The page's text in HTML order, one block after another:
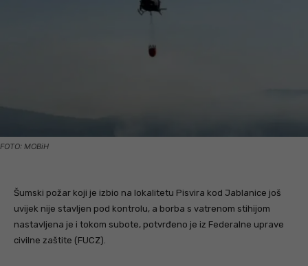
FOTO: MOBiH
Šumski požar koji je izbio na lokalitetu Pisvira kod Jablanice još
uvijek nije stavljen pod kontrolu, a borba s vatrenom stihijom
nastavljena je i tokom subote, potvrđeno je iz Federalne uprave
civilne zaštite (FUCZ).